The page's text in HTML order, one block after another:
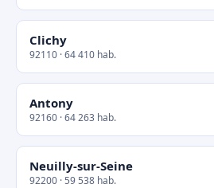
Clichy
92110 · 64 410 hab.
Antony
92160 · 64 263 hab.
Neuilly-sur-Seine
92200 · 59 538 hab.